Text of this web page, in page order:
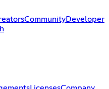
CommunityDeveloper